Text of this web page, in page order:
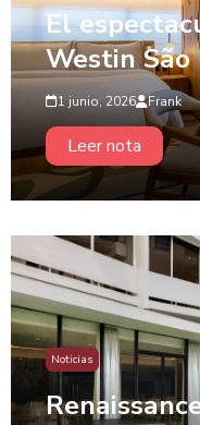
El
Westin
1 junio, 2026 Frank
Leer nota
Noticias